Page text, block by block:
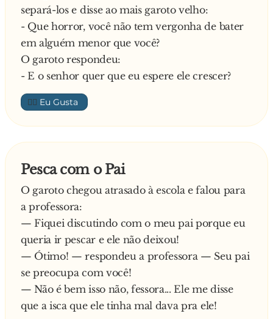
separá-los e disse ao mais garoto velho:
- Que horror, você não tem vergonha de bater
em alguém menor que você?
O garoto respondeu:
- E o senhor quer que eu espere ele crescer?
👍🏼
Pesca com o Pai
O garoto chegou atrasado à escola e falou para
a professora:
— Fiquei discutindo com o meu pai porque eu
queria ir pescar e ele não deixou!
— Ótimo! — respondeu a professora — Seu pai
se preocupa com você!
— Não é bem isso não, fessora... Ele me disse
que a isca que ele tinha mal dava pra ele!